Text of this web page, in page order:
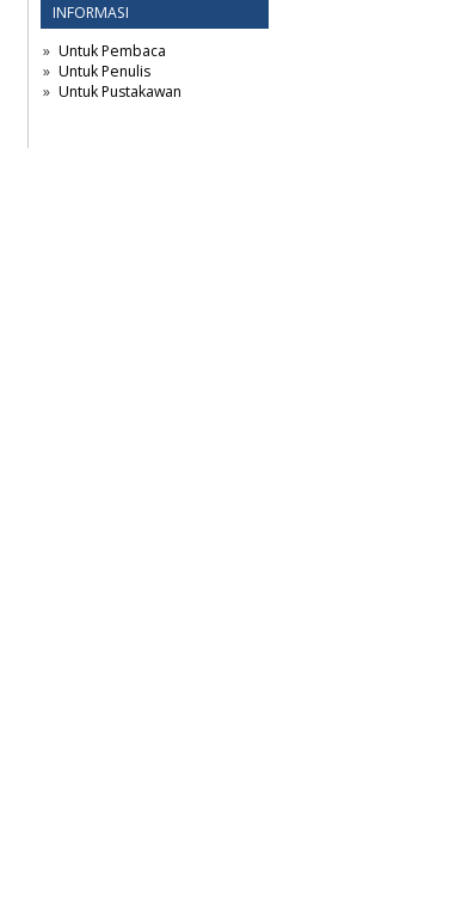
INFORMASI
Untuk Pembaca
Untuk Penulis
Untuk Pustakawan